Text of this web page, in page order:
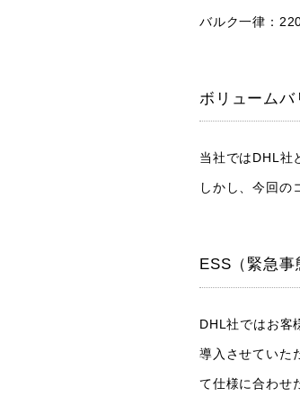
バルク一律：
ボリューム
当社ではDHL社
しかし、今回の
ESS（緊急
DHL社ではお客
導入させていた
て仕様に合わせ